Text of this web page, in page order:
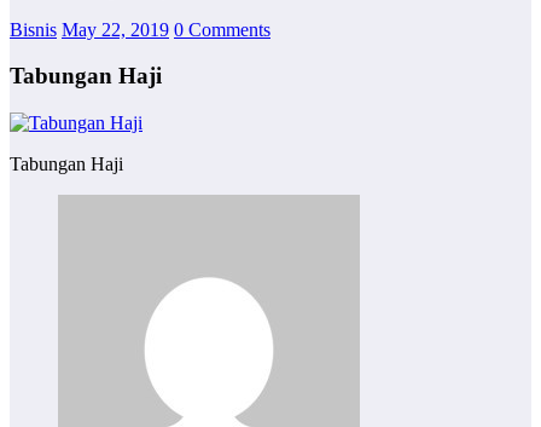
Bisnis May 22, 2019 0 Comments
Tabungan Haji
Tabungan Haji